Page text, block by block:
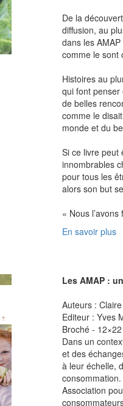
De la
diffusion, au
dans les
comme le sont
Histoires au
qui font
de belles
comme le
monde et du
Si ce livre peut
innombrables
pour tous les
alors son but
« Nous
En savoir plus
Les AMAP :
Auteurs :
Editeur : Yves
Broché -
Dans un
et des
à leur échelle,
Association